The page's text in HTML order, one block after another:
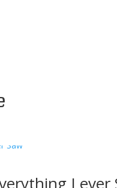
I ever